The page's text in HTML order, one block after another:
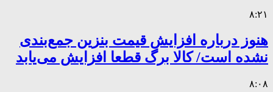
۸:۲۱
هنوز درباره افزایش قیمت بنزین جمع‌بندی
نشده است/ کالا برگ قطعا افزایش می‌یابد
۸:۰۸